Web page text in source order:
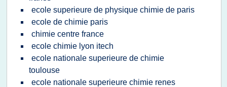
ecole superieure de physique chimie de paris
ecole de chimie paris
chimie centre france
ecole chimie lyon itech
ecole nationale superieure de chimie
toulouse
ecole nationale superieure chimie renes